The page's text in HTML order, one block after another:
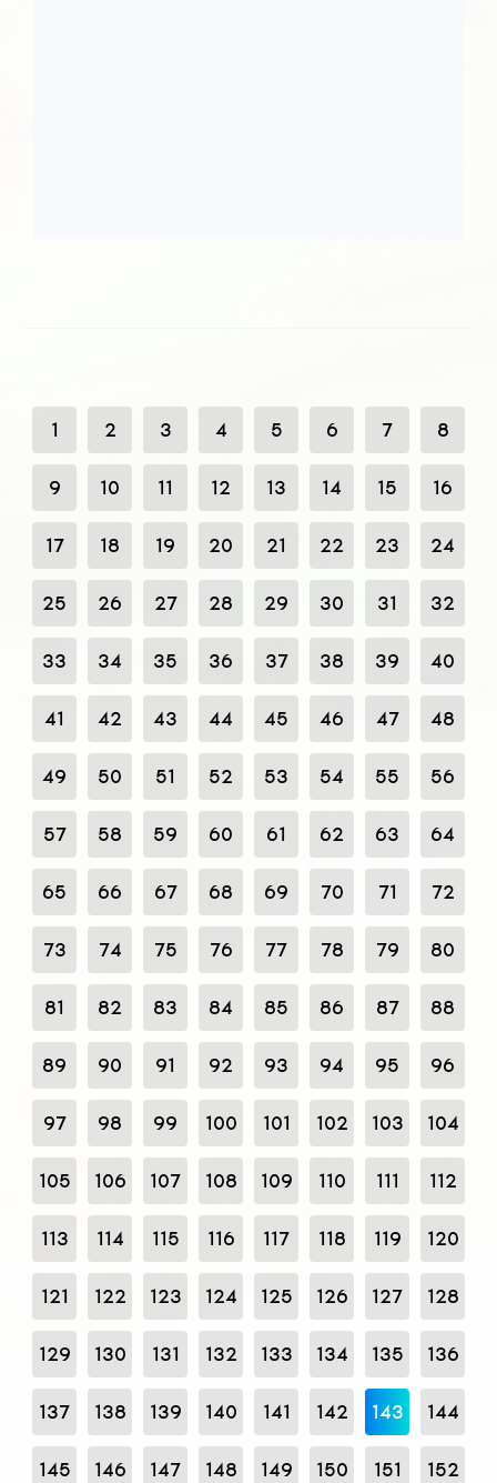
1 2 3 4 5 6 7 8
9 10 11 12 13 14 15 16
17 18 19 20 21 22 23 24
25 26 27 28 29 30 31 32
33 34 35 36 37 38 39 40
41 42 43 44 45 46 47 48
49 50 51 52 53 54 55 56
57 58 59 60 61 62 63 64
65 66 67 68 69 70 71 72
73 74 75 76 77 78 79 80
81 82 83 84 85 86 87 88
89 90 91 92 93 94 95 96
97 98 99 100 101 102 103 104
105 106 107 108 109 110 111 112
113 114 115 116 117 118 119 120
121 122 123 124 125 126 127 128
129 130 131 132 133 134 135 136
137 138 139 140 141 142 143 144
145 146 147 148 149 150 151 152